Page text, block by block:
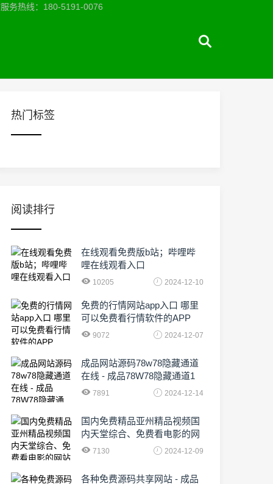
务热线：180-5191-0076
热门标签
阅读排行
在线观看免费版b站；哔哩哔
哩在线观看入口
10205 2024-12-10
免费的行情网站app入口 哪里
可以免费看行情软件的APP
9072 2024-12-07
成品网站源码78w78隐藏通道
在线 - 成品78W78隐藏通道1
农业数字化,为乡村振兴注入新
7891 2024-12-14
国内免费精品亚州精品视频国
内天堂综合、免费看电影的网
站有哪些啊
7130 2024-12-09
各种免费源码共享网站 - 成品